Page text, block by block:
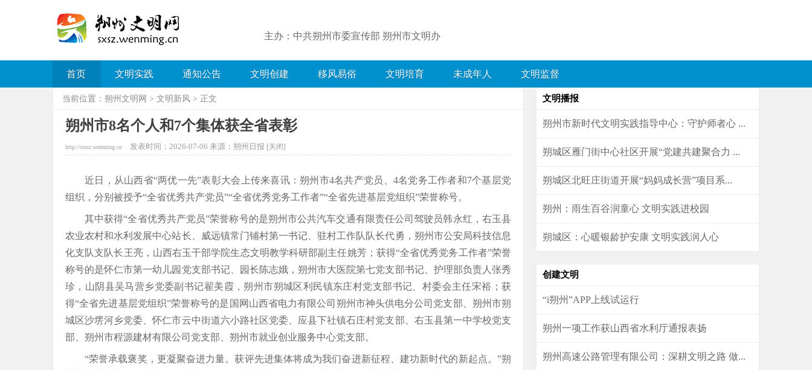
主办：中共朔州市委宣传部 朔州市文明办
首页 文明实践 通知公告 文明创建 移风易俗 文明培育 未成年人 文明监督
当前位置： 朔州文明网 > 文明新风 > 正文
朔州市8名个人和7个集体获全省表彰
http://sxsz.wenming.cn 发表时间：2026-07-06 来源：朔州日报 [关闭]
近日，从山西省“两优一先”表彰大会上传来喜讯：朔州市4名共产党员、4名党务工作者和7个基层党
组织，分别被授予“全省优秀共产党员”“全省优秀党务工作者”“全省先进基层党组织”荣誉称号。
其中获得“全省优秀共产党员”荣誉称号的是朔州市公共汽车交通有限责任公司驾驶员韩永红，右玉县
农业农村和水利发展中心站长、威远镇常门铺村第一书记、驻村工作队队长代勇，朔州市公安局科技信息
化支队支队长王亮，山西右玉干部学院生态文明教学科研部副主任姚芳；获得“全省优秀党务工作者”荣誉
称号的是怀仁市第一幼儿园党支部书记、园长陈志娥，朔州市大医院第七党支部书记、护理部负责人张秀
珍，山阴县吴马营乡党委副书记翟美霞，朔州市朔城区利民镇东庄村党支部书记、村委会主任宋裕；获
得“全省先进基层党组织”荣誉称号的是国网山西省电力有限公司朔州市神头供电分公司党支部、朔州市朔
城区沙塄河乡党委、怀仁市云中街道六小路社区党委、应县下社镇石庄村党支部、右玉县第一中学校党支
部、朔州市程源建材有限公司党支部、朔州市就业创业服务中心党支部。
“荣誉承载褒奖，更凝聚奋进力量。获评先进集体将成为我们奋进新征程、建功新时代的新起点。”朔
文明播报
朔州市新时代文明实践指导中心：守护师者心 ...
朔城区雁门街中心社区开展“党建共建聚合力 ...
朔城区北旺庄街道开展“妈妈成长营”项目系...
朔州：雨生百谷润童心 文明实践进校园
朔城区：心暖银龄护安康 文明实践润人心
创建文明
“i朔州”APP上线试运行
朔州一项工作获山西省水利厅通报表扬
朔州高速公路管理有限公司：深耕文明之路 做...